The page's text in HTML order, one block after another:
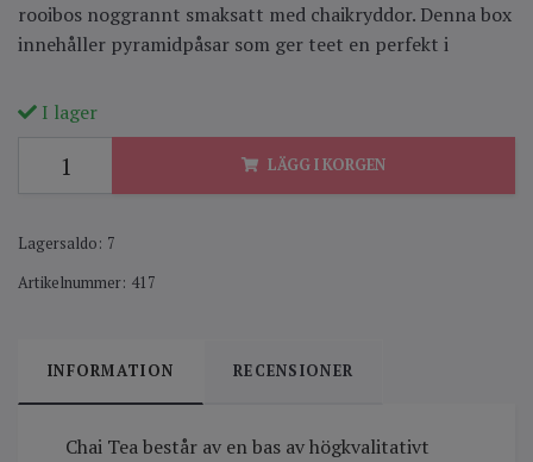
rooibos noggrannt smaksatt med chaikryddor. Denna box
innehåller pyramidpåsar som ger teet en perfekt i
I lager
LÄGG I KORGEN
Lagersaldo: 7
Artikelnummer: 417
INFORMATION RECENSIONER
Chai Tea består av en bas av högkvalitativt